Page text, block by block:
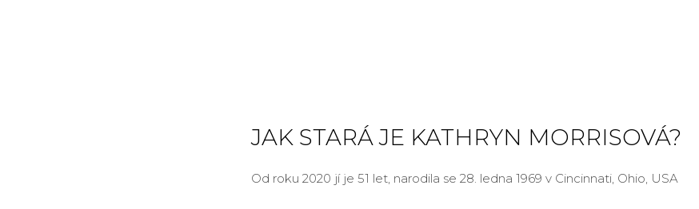
JAK STARÁ JE KATHRYN MORRISOVÁ?
Od roku 2020 jí je 51 let, narodila se 28. ledna 1969 v Cincinnati, Ohio, USA